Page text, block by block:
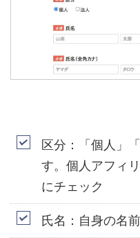
区分：「個人」
す。個人アフィ
にチェック
氏名：自身の名